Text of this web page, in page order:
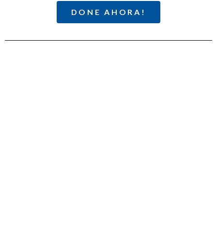
DONE AHORA!